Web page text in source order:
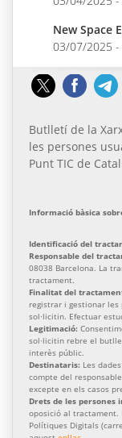
New Space
03/07/2025
Butlletí de la
les persones
Punt TIC de
Informació bàsica
Identificació del
Responsable del
08038 Barcelona. La
tractament.
Finalitat del
registrar i gestionar les
sol·licitin. Efectuar
Legitimació:
sol·licitin rebre el
interès públic.
Destinataris: Les
compte del
excepte en els casos
Drets de les persones
oposició al tractament.
Polítiques Digitals